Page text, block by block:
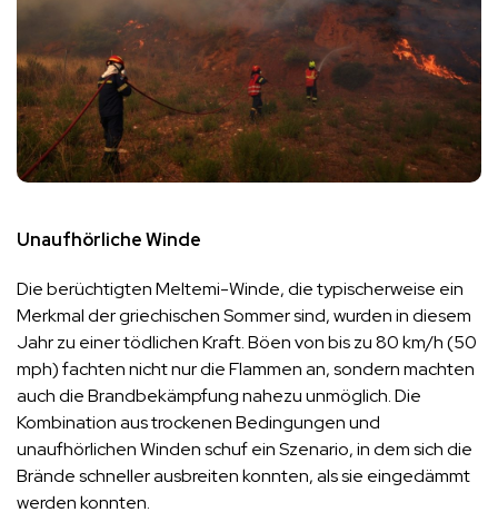
Unaufhörliche Winde
Die berüchtigten Meltemi-Winde, die typischerweise ein
Merkmal der griechischen Sommer sind, wurden in diesem
Jahr zu einer tödlichen Kraft. Böen von bis zu 80 km/h (50
mph) fachten nicht nur die Flammen an, sondern machten
auch die Brandbekämpfung nahezu unmöglich. Die
Kombination aus trockenen Bedingungen und
unaufhörlichen Winden schuf ein Szenario, in dem sich die
Brände schneller ausbreiten konnten, als sie eingedämmt
werden konnten.